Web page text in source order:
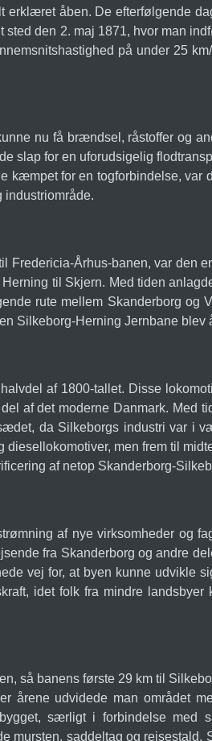
erklæret åben. De efterfølgende
den 2. maj 1871, hvor man
på under 25
nu få brændsel, råstoffer og
slap for en uforudsigelig
kæmpet for en togforbindelse,
industriområde.
Århus-banen, var den
til Skjern. Med tiden
rute mellem Skanderborg og
Silkeborg-Herning Jernbane blev
af 1800-tallet. Disse
af det moderne Danmark. Med
da Silkeborgs industri var i
men frem til
af netop Skanderborg-
af nye virksomheder og
fra Skanderborg og andre
vej for, at byen kunne udvikle
idet folk fra mindre
så banens første 29 km til
årene udvidede man området
særligt i forbindelse med
mursten, saddeltag og